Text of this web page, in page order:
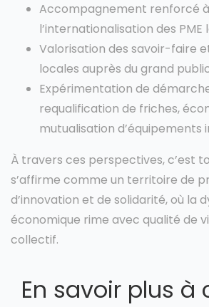
Accompagnement renforcé à
l’internationalisation des PME
Valorisation des savoir-faire
locales auprès du grand
Expérimentation de
requalification de friches,
mutualisation d’équipements
À travers ces perspectives, c’est
s’affirme comme un territoire de
d’innovation et de solidarité, où la
économique rime avec qualité de
collectif.
En savoir plus à